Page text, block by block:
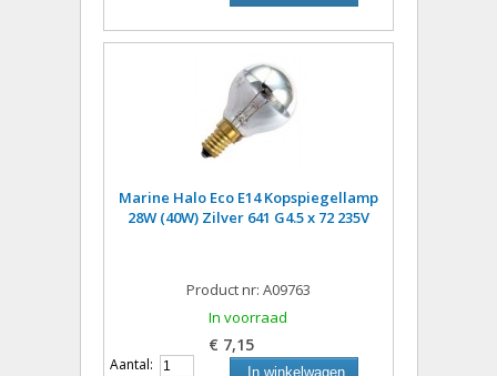
Marine Halo Eco E14 Kopspiegellamp
28W (40W) Zilver 641 G4.5 x 72 235V
Product nr: A09763
In voorraad
€ 7,15
Aantal: In winkelwagen